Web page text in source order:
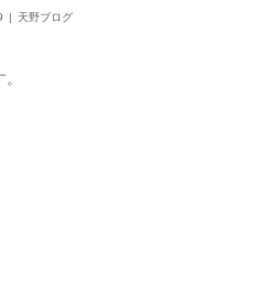
天野ブログ